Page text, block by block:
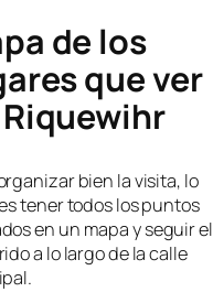
de los
que ver
bien la visita, lo
tener todos los puntos
en un mapa y seguir el
a lo largo de la calle